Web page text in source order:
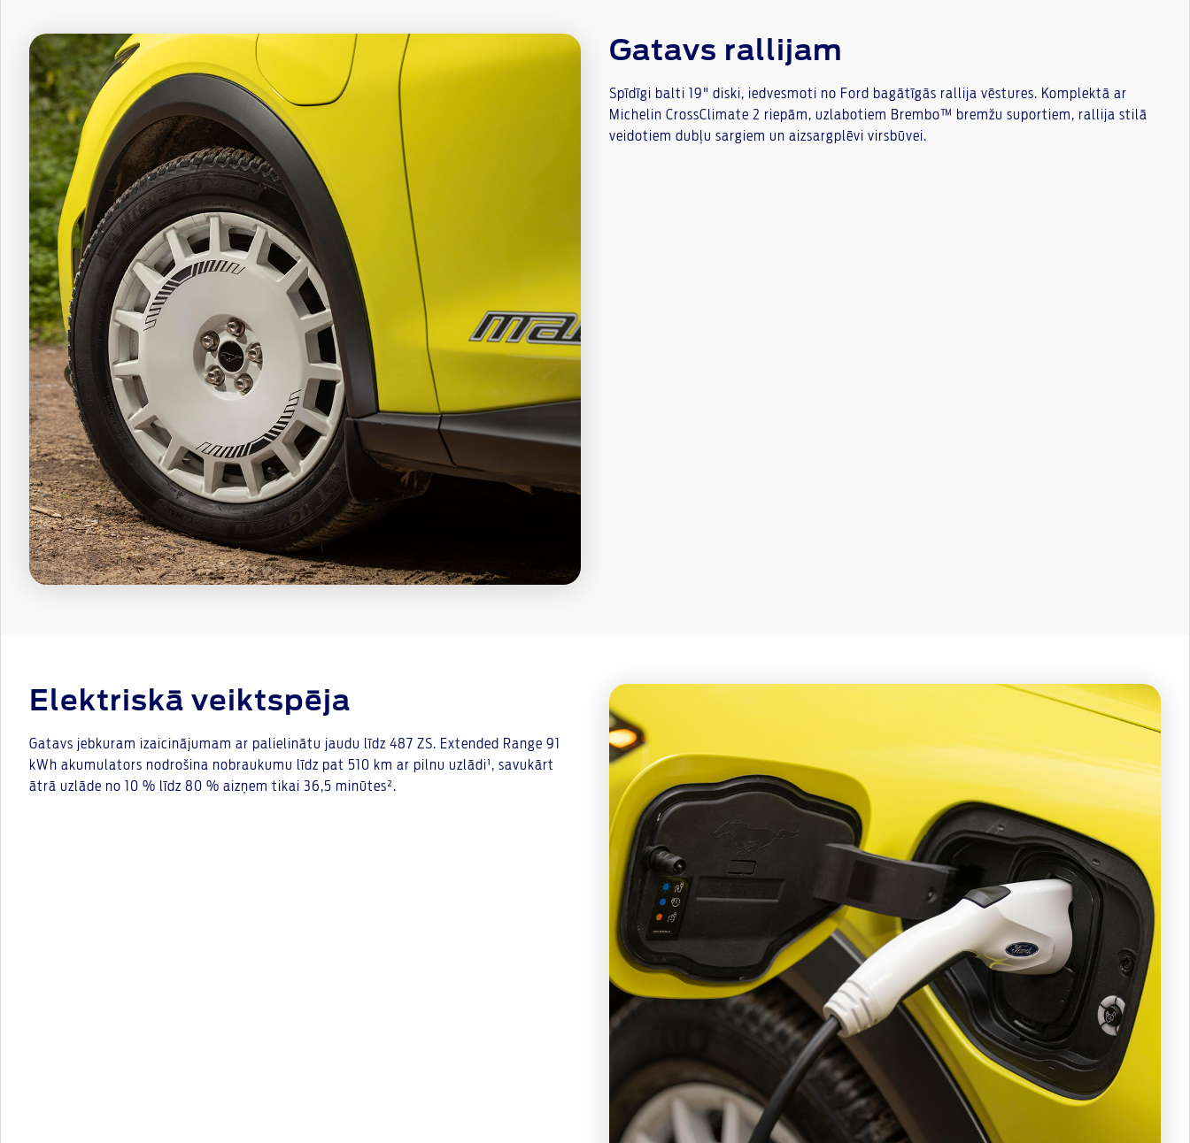
Gatavs rallijam
Spīdīgi balti 19" diski, iedvesmoti no Ford bagātīgās rallija vēstures. Komplektā ar
Michelin CrossClimate 2 riepām, uzlabotiem Brembo™ bremžu suportiem, rallija stilā
veidotiem dubļu sargiem un aizsargplēvi virsbūvei.
Elektriskā veiktspēja
Gatavs jebkuram izaicinājumam ar palielinātu jaudu līdz 487 ZS. Extended Range 91
kWh akumulators nodrošina nobraukumu līdz pat 510 km ar pilnu uzlādi¹, savukārt
ātrā uzlāde no 10 % līdz 80 % aizņem tikai 36,5 minūtes².